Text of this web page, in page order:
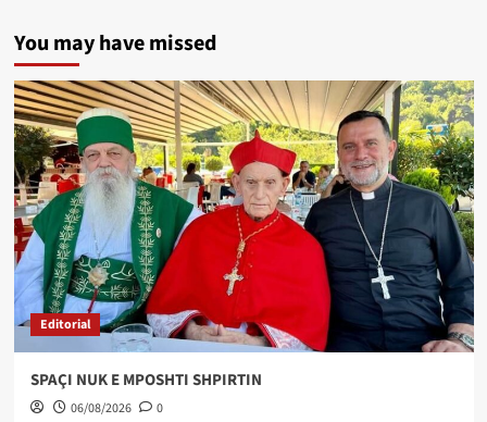
You may have missed
Editorial
SPAÇI NUK E MPOSHTI SHPIRTIN
06/08/2026 0